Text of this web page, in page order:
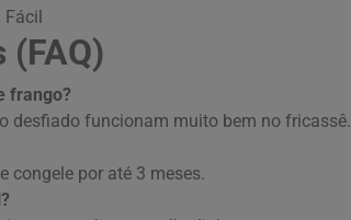
Fácil
frango?
desfiado funcionam muito bem no fricassê.
congele por até 3 meses.